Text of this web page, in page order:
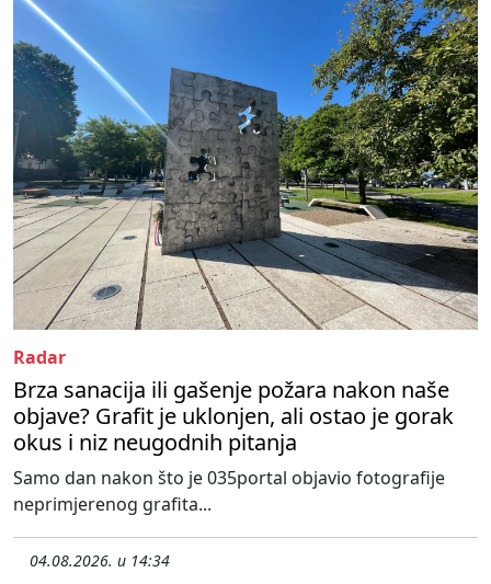
Radar
Brza sanacija ili gašenje požara nakon naše
objave? Grafit je uklonjen, ali ostao je gorak
okus i niz neugodnih pitanja
Samo dan nakon što je 035portal objavio fotografije
neprimjerenog grafita...
04.08.2026. u 14:34